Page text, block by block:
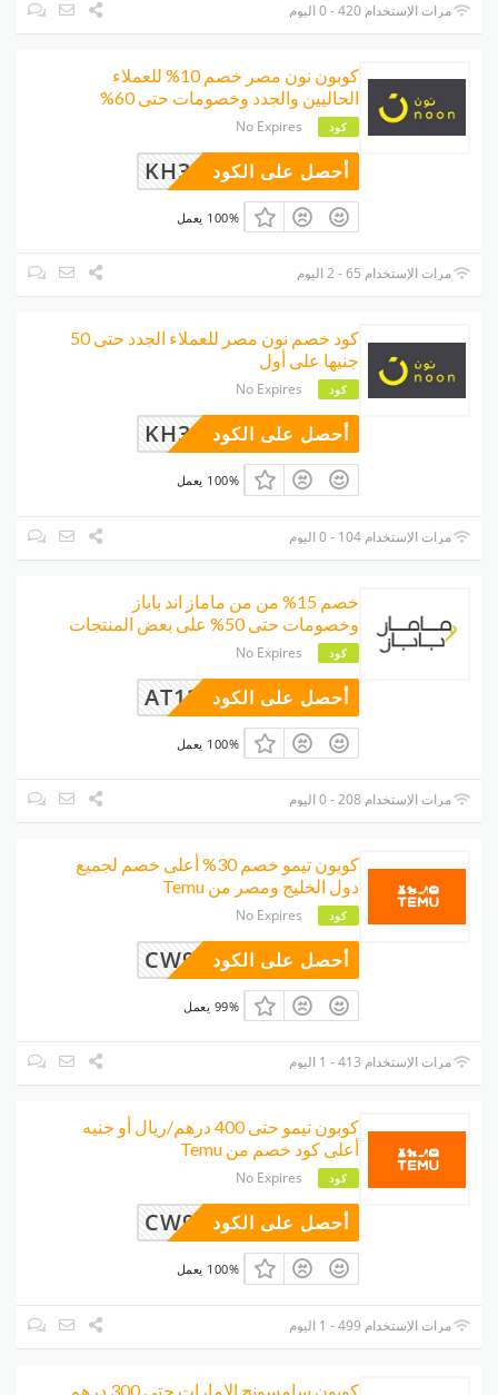
مرات الإستخدام 420 - 0 اليوم
كوبون نون مصر خصم 10% للعملاء
الحاليين والجدد وخصومات حتى 60%
كود No Expires
KH33 أحصل على الكود
100% يعمل
مرات الإستخدام 65 - 2 اليوم
كود خصم نون مصر للعملاء الجدد حتى 50
جنيها على أول
كود No Expires
KH33 أحصل على الكود
100% يعمل
مرات الإستخدام 104 - 0 اليوم
خصم 15% من من ماماز اند باباز
وخصومات حتى 50% على بعض المنتجات
كود No Expires
AT120 أحصل على الكود
100% يعمل
مرات الإستخدام 208 - 0 اليوم
كوبون تيمو خصم 30% أعلى خصم لجميع
دول الخليج ومصر من Temu
كود No Expires
CW997292أحصل على الكود
99% يعمل
مرات الإستخدام 413 - 1 اليوم
كوبون تيمو حتى 400 درهم/ريال أو جنيه
أعلى كود خصم من Temu
كود No Expires
CW997292أحصل على الكود
100% يعمل
مرات الإستخدام 499 - 1 اليوم
كوبون سامسونج الإمارات حتى 300 درهم